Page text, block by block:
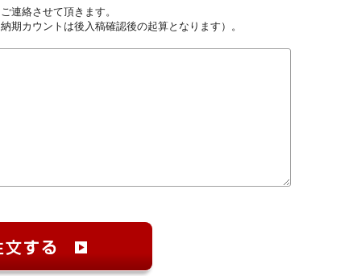
連絡させて頂きます。
期カウントは後入稿確認後の起算となります）。